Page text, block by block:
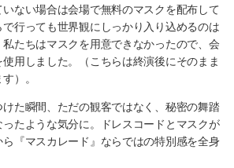
ない場合は会場で無料のマスクを配布して
行っても世界観にしっかり入り込めるのは
たちはマスクを用意できなかったので、会
用しました。（こちらは終演後にそのまま
）。
た瞬間、ただの観客ではなく、秘密の舞踏
たような気分に。ドレスコードとマスクが
『マスカレード』ならではの特別感を全身